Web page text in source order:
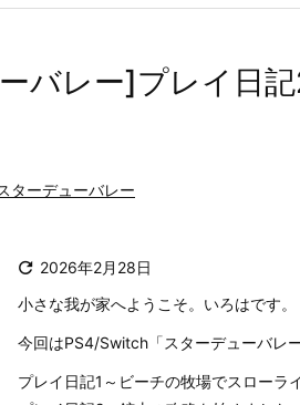
バレー]プレイ日
ターデューバレー
 2026年2月28日
小さな我が家へようこそ。いろはです。
今回はPS4/Switch「スターデューバレ
プレイ日記1～ビーチの牧場でスローラ